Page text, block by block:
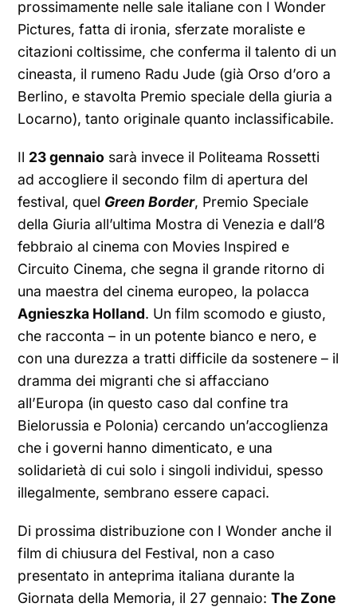
prossimamente nelle sale italiane con I Wonder
Pictures, fatta di ironia, sferzate moraliste e
citazioni coltissime, che conferma il talento di un
cineasta, il rumeno Radu Jude (già Orso d’oro a
Berlino, e stavolta Premio speciale della giuria a
Locarno), tanto originale quanto inclassificabile.
Il 23 gennaio sarà invece il Politeama Rossetti
ad accogliere il secondo film di apertura del
festival, quel Green Border, Premio Speciale
della Giuria all’ultima Mostra di Venezia e dall’8
febbraio al cinema con Movies Inspired e
Circuito Cinema, che segna il grande ritorno di
una maestra del cinema europeo, la polacca
Agnieszka Holland. Un film scomodo e giusto,
che racconta – in un potente bianco e nero, e
con una durezza a tratti difficile da sostenere – il
dramma dei migranti che si affacciano
all’Europa (in questo caso dal confine tra
Bielorussia e Polonia) cercando un’accoglienza
che i governi hanno dimenticato, e una
solidarietà di cui solo i singoli individui, spesso
illegalmente, sembrano essere capaci.
Di prossima distribuzione con I Wonder anche il
film di chiusura del Festival, non a caso
presentato in anteprima italiana durante la
Giornata della Memoria, il 27 gennaio:The Zone